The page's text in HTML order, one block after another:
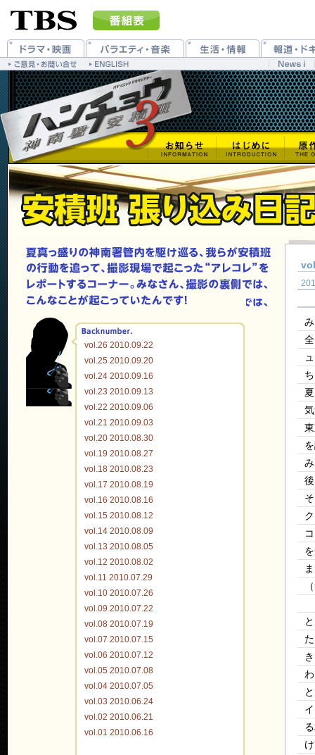
vol.26 2010.09.22
vol.25 2010.09.20
vol.24 2010.09.16
vol.23 2010.09.13
vol.22 2010.09.06
vol.21 2010.09.03
vol.20 2010.08.30
vol.19 2010.08.27
vol.18 2010.08.23
vol.17 2010.08.19
vol.16 2010.08.16
vol.15 2010.08.12
vol.14 2010.08.09
vol.13 2010.08.05
vol.12 2010.08.02
vol.11 2010.07.29
vol.10 2010.07.26
vol.09 2010.07.22
vol.08 2010.07.19
vol.07 2010.07.15
vol.06 2010.07.12
vol.05 2010.07.08
vol.04 2010.07.05
vol.03 2010.06.24
vol.02 2010.06.21
vol.01 2010.06.16